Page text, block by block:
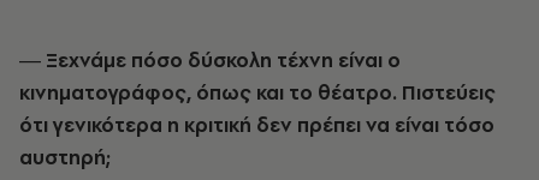
― Ξεχνάμε πόσο δύσκολη τέχνη είναι ο
κινηματογράφος, όπως και το θέατρο. Πιστεύεις
ότι γενικότερα η κριτική δεν πρέπει να είναι τόσο
αυστηρή;